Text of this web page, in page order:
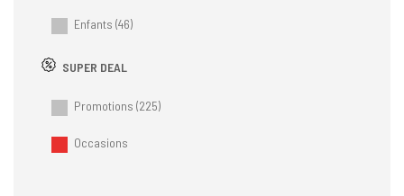
Enfants (46)
SUPER DEAL
Promotions (225)
Occasions